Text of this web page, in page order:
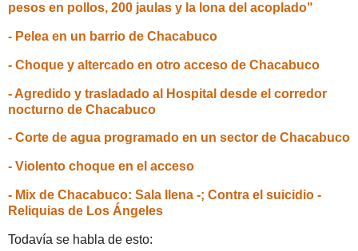
pesos en pollos, 200 jaulas y la lona del acoplado"
- Pelea en un barrio de Chacabuco
- Choque y altercado en otro acceso de Chacabuco
- Agredido y trasladado al Hospital desde el corredor
nocturno de Chacabuco
- Corte de agua programado en un sector de Chacabuco
- Violento choque en el acceso
- Mix de Chacabuco: Sala llena -; Contra el suicidio -
Reliquias de Los Ángeles
Todavía se habla de esto: